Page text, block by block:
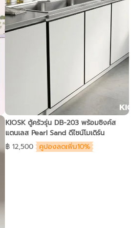
KIOSK ตู้ครัวรุ่น DB-203 พร้อมซิงค์ส
แตนเลส Pearl Sand ดีไซน์โมเดิร์น
฿ 12,500
คูปองลดเพิ่ม10%